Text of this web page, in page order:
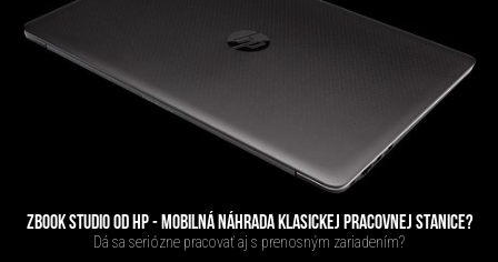
ZBOOK STUDIO OD HP - MOBILNÁ NÁHRADA KLASICKEJ PRACOVNEJ STANICE?
Dá sa seriózne pracovať aj s prenosným zariadením?